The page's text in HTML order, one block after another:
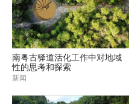
南粤古驿道活化工作中对地域
性的思考和探索
新闻